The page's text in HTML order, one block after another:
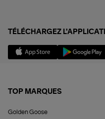
TÉLÉCHARGEZ
TOP MARQUES
Golden Goose